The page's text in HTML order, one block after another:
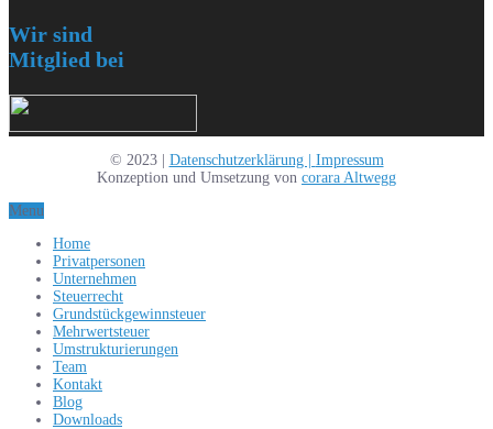
Wir sind
Mitglied bei
© 2023 | Datenschutzerklärung | Impressum
Konzeption und Umsetzung von corara Altwegg
Menu
Home
Privatpersonen
Unternehmen
Steuerrecht
Grundstückgewinnsteuer
Mehrwertsteuer
Umstrukturierungen
Team
Kontakt
Blog
Downloads